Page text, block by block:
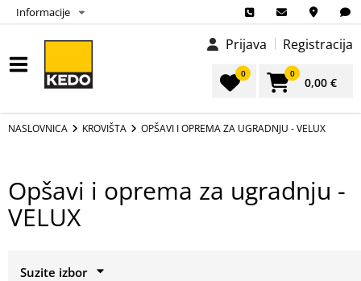
Informacije
Prijava Registracija
0 0
0,00 €
NASLOVNICA KROVIŠTA OPŠAVI I OPREMA ZA UGRADNJU - VELUX
Opšavi i oprema za ugradnju -
VELUX
Suzite izbor